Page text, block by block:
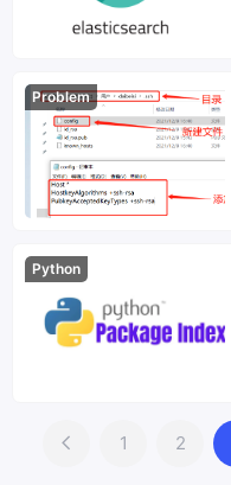
Problem
Python
1 2